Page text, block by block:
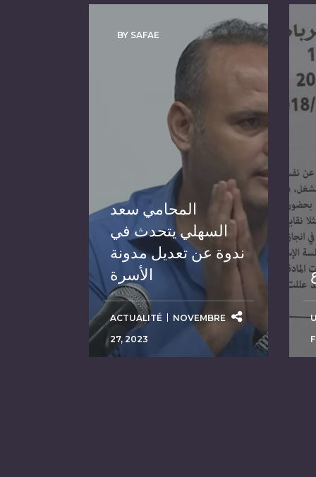
BY SAFAE
المحامي سعد
السهلي يتحدث في
ندوة عن تعديل مدونة
الأسرة
ACTUALITÉ
NOVEMBRE
27, 2023